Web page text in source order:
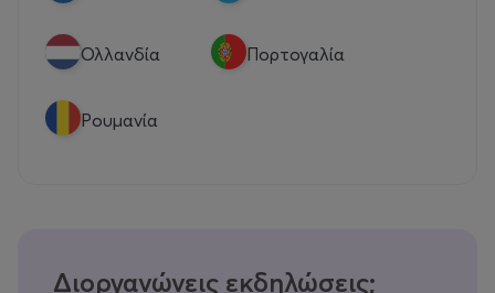
Ολλανδία Πορτογαλία
Ρουμανία
Διοργανώνεις εκδηλώσεις;